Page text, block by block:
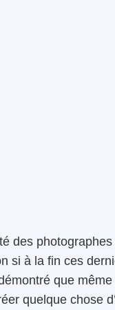
des
si à la fin ces
que
quelque chose